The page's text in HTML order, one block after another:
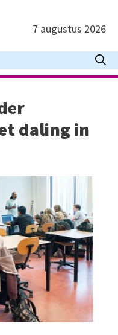
7 augustus 2026
daling in